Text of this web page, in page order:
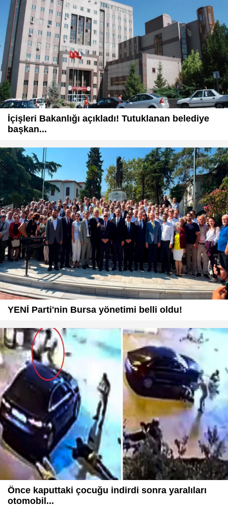
İçişleri Bakanlığı açıkladı! Tutuklanan belediye
başkan...
YENİ Parti'nin Bursa yönetimi belli oldu!
Önce kaputtaki çocuğu indirdi sonra yaralıları
otomobil...